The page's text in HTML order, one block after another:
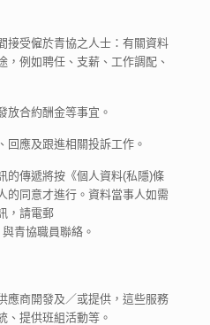
接受僱於青協之人士：有關資料
，例如聘任、支薪、工作調配、
放合約酬金等事宜。
回應及跟進相關投訴工作。
的傳遞將按《個人資料(私隱)條
的同意才進行。資料當事人如需
，請電郵
與青協職員聯絡。
應商開發及／或提供，這些服務
、提供班組活動等。